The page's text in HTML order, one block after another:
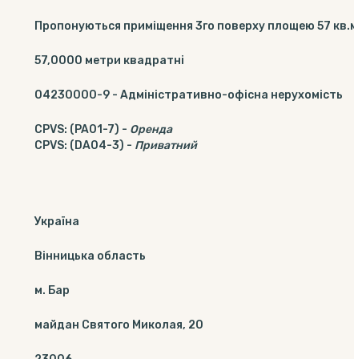
Пропонуються приміщення 3го поверху площею 57
57,0000 метри квадратні
04230000-9 - Адміністративно-офісна нерухомість
CPVS: (PA01-7) - Оренда
CPVS: (DA04-3) - Приватний
Україна
Вінницька область
м. Бар
майдан Святого Миколая, 20